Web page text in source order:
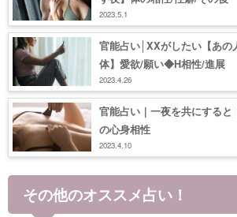
2023.5.1
官能占い│XXがしたい【あの
体】愛欲/願い◆H相性/進展
2023.4.26
官能占い｜一夜を共にすると
の心身相性
2023.4.10
その他のオススメ占い！